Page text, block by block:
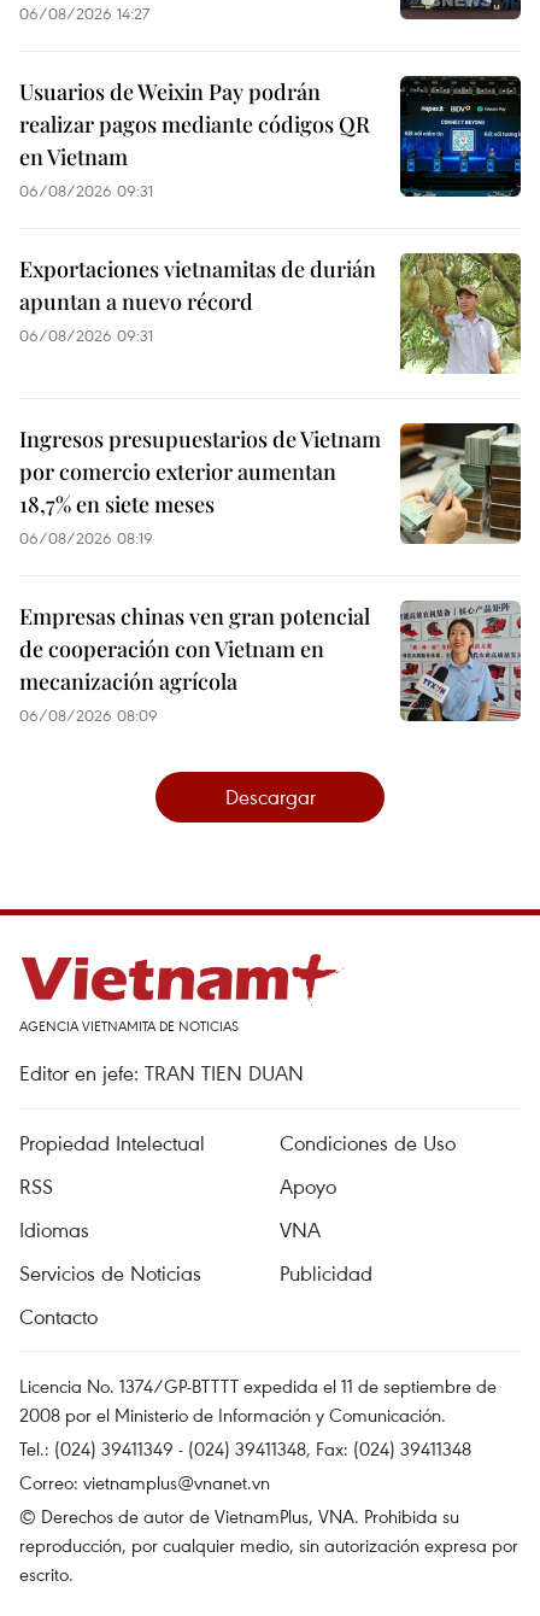
06/08/2026 14:27
Usuarios de Weixin Pay podrán
realizar pagos mediante códigos QR
en Vietnam
06/08/2026 09:31
Exportaciones vietnamitas de durián
apuntan a nuevo récord
06/08/2026 09:31
Ingresos presupuestarios de Vietnam
por comercio exterior aumentan
18,7% en siete meses
06/08/2026 08:19
Empresas chinas ven gran potencial
de cooperación con Vietnam en
mecanización agrícola
06/08/2026 08:09
Descargar
AGENCIA VIETNAMITA DE NOTICIAS
Editor en jefe: TRAN TIEN DUAN
Propiedad Intelectual
Condiciones de Uso
RSS
Apoyo
Idiomas
VNA
Servicios de Noticias
Publicidad
Contacto
Licencia No. 1374/GP-BTTTT expedida el 11 de septiembre de
2008 por el Ministerio de Información y Comunicación.
Tel.: (024) 39411349 - (024) 39411348, Fax: (024) 39411348
Correo: vietnamplus@vnanet.vn
© Derechos de autor de VietnamPlus, VNA. Prohibida su
reproducción, por cualquier medio, sin autorización expresa por
escrito.